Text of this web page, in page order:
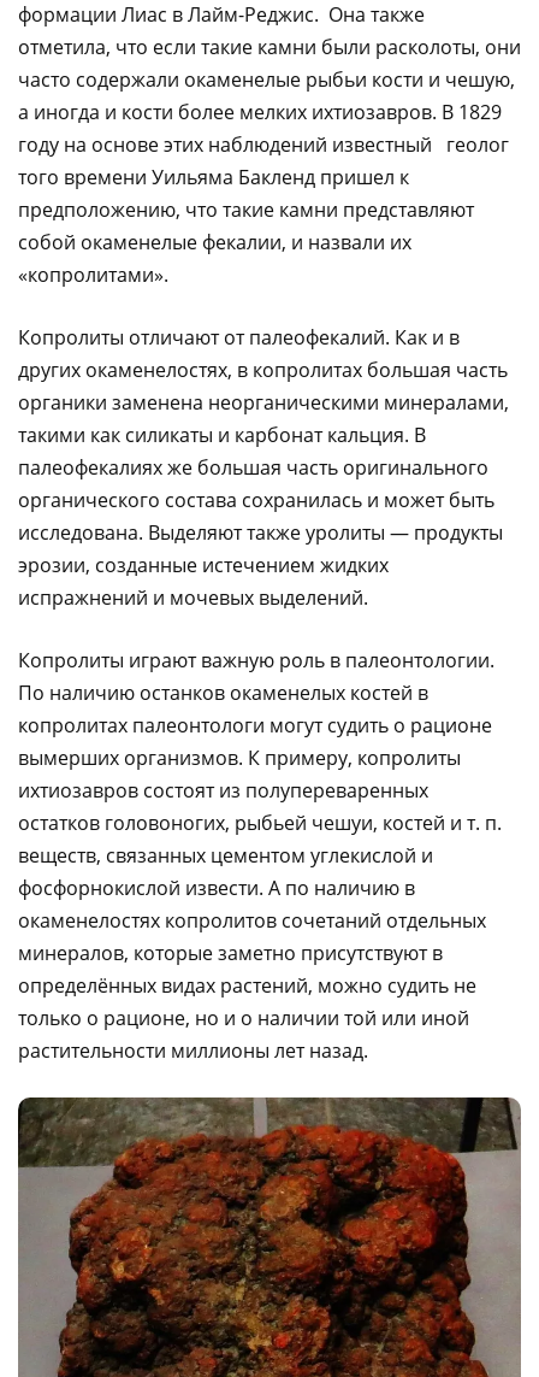
формации Лиас в Лайм-Реджис. Она также
отметила, что если такие камни были расколоты, они
часто содержали окаменелые рыбьи кости и чешую,
а иногда и кости более мелких ихтиозавров. В 1829
году на основе этих наблюдений известный геолог
того времени Уильяма Бакленд пришел к
предположению, что такие камни представляют
собой окаменелые фекалии, и назвали их
«копролитами».
Копролиты отличают от палеофекалий. Как и в
других окаменелостях, в копролитах большая часть
органики заменена неорганическими минералами,
такими как силикаты и карбонат кальция. В
палеофекалиях же большая часть оригинального
органического состава сохранилась и может быть
исследована. Выделяют также уролиты — продукты
эрозии, созданные истечением жидких
испражнений и мочевых выделений.
Копролиты играют важную роль в палеонтологии.
По наличию останков окаменелых костей в
копролитах палеонтологи могут судить о рационе
вымерших организмов. К примеру, копролиты
ихтиозавров состоят из полупереваренных
остатков головоногих, рыбьей чешуи, костей и т. п.
веществ, связанных цементом углекислой и
фосфорнокислой извести. А по наличию в
окаменелостях копролитов сочетаний отдельных
минералов, которые заметно присутствуют в
определённых видах растений, можно судить не
только о рационе, но и о наличии той или иной
растительности миллионы лет назад.